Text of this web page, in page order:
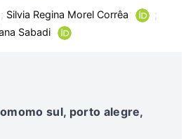
; Silvia Regina Morel Corrêa
;
Sabadi
sul, porto alegre,